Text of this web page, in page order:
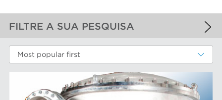
FILTRE A SUA PESQUISA
FILTROS APLICADOS
Peneiras
MAIS FILTROS
Most popular first